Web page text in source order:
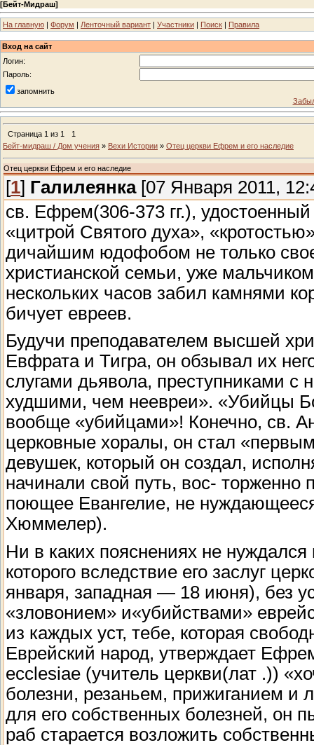
[Бейт-Мидраш]
На главную | Форум | Ленточный вариант | Участники | Поиск | Правила
Вход на сайт
Логин:
Пароль:
запомнить
Страница 1 из 1
1
Бейт-мидраш / Дом учения » Вехи Истории » Отец церкви Ефрем и его наследие
Отец церкви Ефрем и его наследие
[1] Галилеянка[07 Января 2011,
св. Ефрем(306-373 гг.),
«цитрой Святого духа»,
дичайшим юдофобом не только
христианской семьи, уже
нескольких часов забил камнями
бичует евреев.
Будучи преподавателем высшей
Евфрата и Тигра, он обзывал их
слугами дьявола, преступниками с
худшими, чем неевреи». «Убийцы
вообще «убийцами»! Конечно, св.
церковные хоралы, он стал
девушек, который он создал,
начинали свой путь, вос-
поющее Евангелие, не
Хюммелер).
Ни в каких пояснениях не
которого вследствие его заслуг
января, западная — 18 июня), без
«зловонием» и«убийствами»
из каждых уст, тебе, которая
Еврейский народ, утверждает
ecclesiae (учитель церкви(лат .))
болезни, резаньем, прижиганием и
для его собственных болезней, он
раб старается возложить